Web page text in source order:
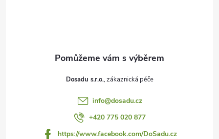
Dosadu s.r.o.
info@dosadu.cz
+420 775 020 877
https://www.facebook.com/DoSadu.cz